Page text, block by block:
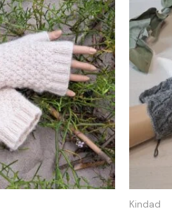
Kindad